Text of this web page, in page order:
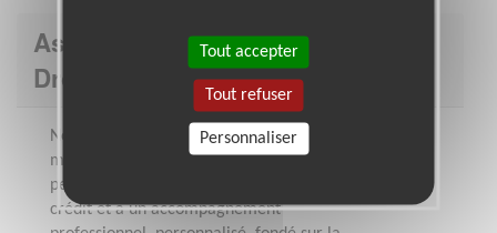
Association : Association pour le
Droit à l'Initiative Economique
Nous défendons l'idée que chacun.e,
même sans capital, même sans diplôme,
peut devenir entrepreneur s'il a accès au
crédit et à un accompagnement
Tout accepter
Tout refuser
Personnaliser